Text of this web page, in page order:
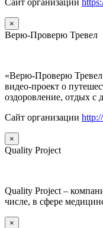
×
Верю-Проверю Тревел
«Верю-Проверю
видео-проект о
оздоровление, отдых с
Сайт организации
×
Quality Project
Quality Project –
числе, в сфере
×